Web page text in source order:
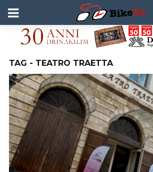
TAG - TEATRO TRAETTA